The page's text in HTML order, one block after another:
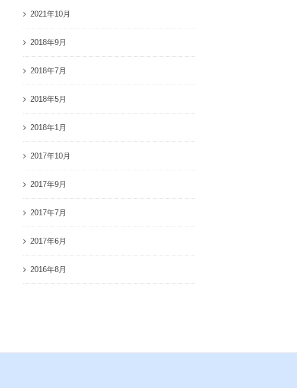
2021年10月
2018年9月
2018年7月
2018年5月
2018年1月
2017年10月
2017年9月
2017年7月
2017年6月
2016年8月